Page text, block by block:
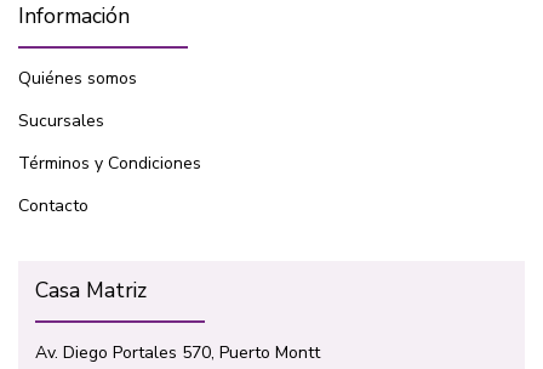
Información
Quiénes somos
Sucursales
Términos y Condiciones
Contacto
Casa Matriz
Av. Diego Portales 570, Puerto Montt